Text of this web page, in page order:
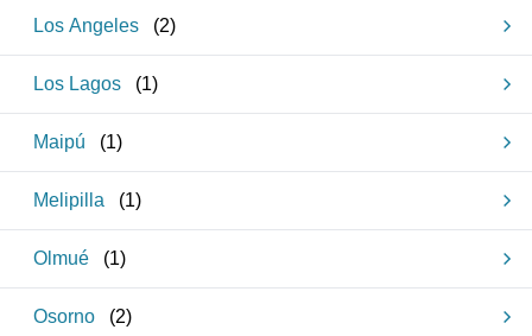
Los Angeles (2)
Los Lagos (1)
Maipú (1)
Melipilla (1)
Olmué (1)
Osorno (2)